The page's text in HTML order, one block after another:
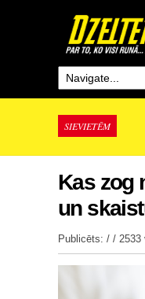
SIEVIETĒM
Kas zog
un
Publicēts: / / 2533